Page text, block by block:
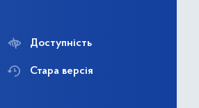
Доступність
Стара версія